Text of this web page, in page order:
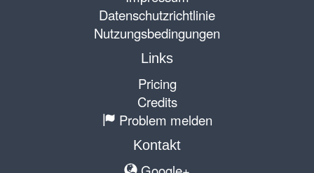
Datenschutzrichtlinie
Nutzungsbedingungen
Links
Pricing
Credits
Problem melden
Kontakt